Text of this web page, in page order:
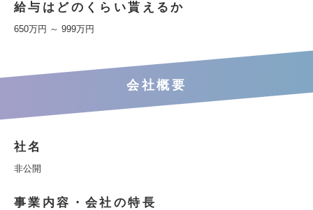
給与はどのくらい貰えるか
650万円 ～ 999万円
会社概要
社名
非公開
事業内容・会社の特長